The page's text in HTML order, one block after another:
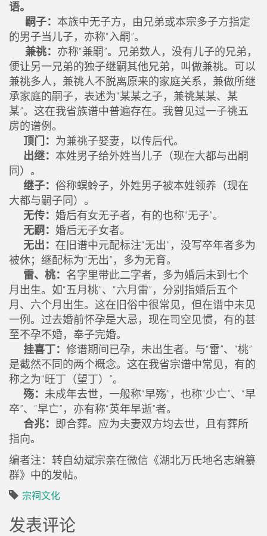
语。
嗣子： 本族中无子方，由兄弟或本宗多子方指定
的男子当儿子，亦称“入嗣”。
兼祧： 亦称“兼嗣”。兄弟数人，没有儿子的兄弟，
便让另一兄弟的独子继嗣其他兄弟，叫做兼祧。可以
兼祧多人，兼祧人不脱离原来的家庭关系，兼做所继
承家庭的嗣子，表述为“某某之子，兼祧某某、某
某”。这在我省族谱中普遍存在。我曾见过一子祧五
房的谱例。
顶门： 为兼祧子娶妻，以传后代。
出继： 本姓男子给外姓当儿子（现在大都与出嗣
同）。
继子： 俗称螟蛉子，外姓男子被本姓领养（现在
大都与嗣子同）。
无传： 婚后有女无子者，有的也称“无子”。
无嗣： 婚后无子女者。
无出： 在旧谱中元配标注“无出”，没写卒年者多为
被休；继配标为“无出”，多为无育。
雷、桃： 名字里带此二字者，多为婚后未到七个
月出生。如“五月桃”、“六月雷”，分别指婚后五个
月、六个月出生。这在旧俗中很常见，但在谱中未见
一例。过去婚前怀孕是大忌，现在司空见惯，有的甚
至不孕不婚，奉子完婚。
挂喜丁： 修谱期间已孕，未出生者。与“雷”、“桃”
是截然不同的两个概念。这在我省宗谱中常见，有的
称之为“旺丁（望丁）”。
殇： 未成年去世，一般称“早殇”，也称“少亡”、“早
卒”、“早亡”，亦有称“英年早逝”者。
合兆：
即合葬。应为夫妻双方均去世，且有葬所
指向。
编者注：转自幼斌宗亲在微信《湖北万氏地名志编纂
群》中的发帖。
宗祠文化
发表评论